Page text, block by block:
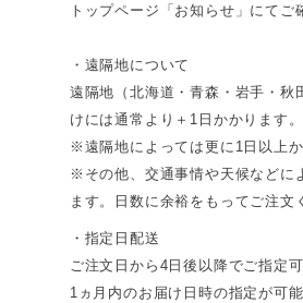
トップページ「お知らせ」にてご
・遠隔地について
遠隔地（北海道・青森・岩手・秋
けには通常より＋1日かかります。
※遠隔地によっては更に1日以上
※その他、交通事情や天候などに
ます。日数に余裕をもってご注文
・指定日配送
ご注文日から4日後以降でご指定可
1ヵ月内のお届け日時の指定が可能